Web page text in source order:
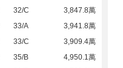
32/C
3,847.8萬
33/A
3,941.8萬
33/C
3,909.4萬
35/B
4,950.1萬